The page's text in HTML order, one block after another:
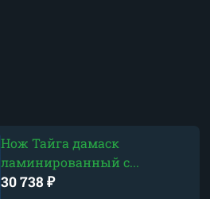
Нож Тайга дамаск
ламинированный с...
30 738 ₽